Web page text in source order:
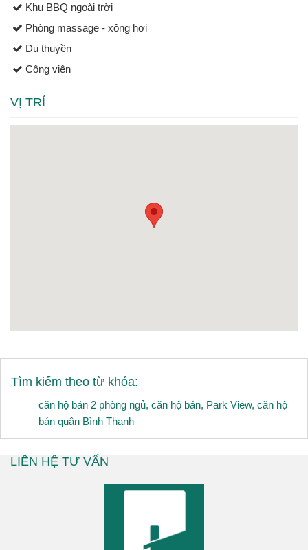
Khu BBQ ngoài trời
Phòng massage - xông hơi
Du thuyền
Công viên
VỊ TRÍ
Tìm kiếm theo từ khóa:
căn hộ bán 2 phòng ngủ, căn hộ bán, Park View, căn hộ
bán quận Bình Thạnh
LIÊN HỆ TƯ VẤN